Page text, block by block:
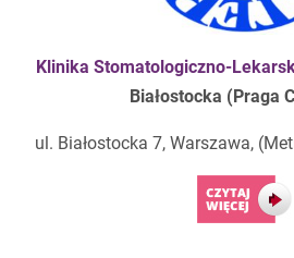
Klinika Stomatologiczno-
Białostocka (Praga
ul. Białostocka 7, Warszawa,